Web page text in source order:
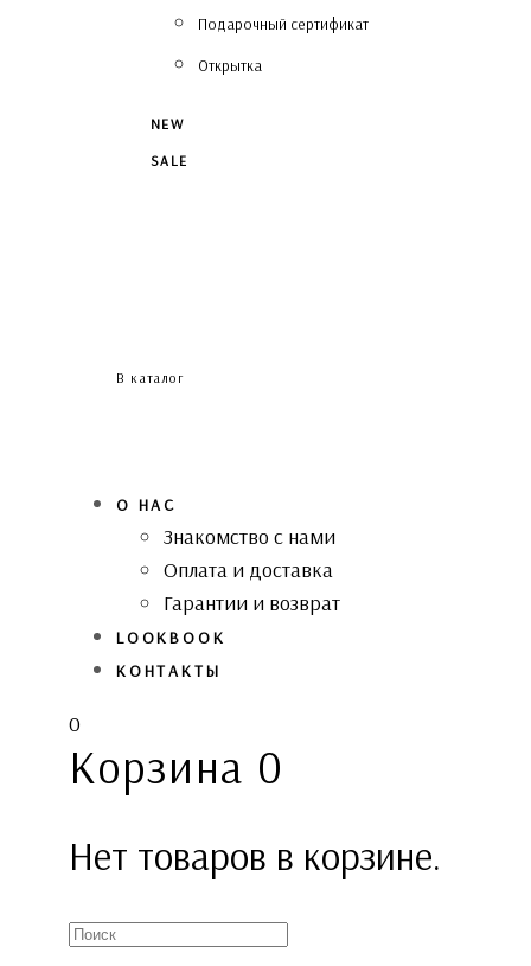
Подарочный сертификат
Открытка
NEW
SALE
В каталог
О НАС
Знакомство с нами
Оплата и доставка
Гарантии и возврат
LOOKBOOK
КОНТАКТЫ
0
Корзина 0
Нет товаров в корзине.